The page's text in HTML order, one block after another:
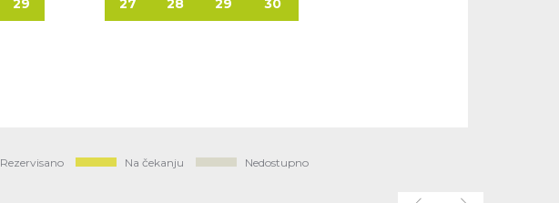
29 27 28 29 30
Rezervisano Na čekanju Nedostupno